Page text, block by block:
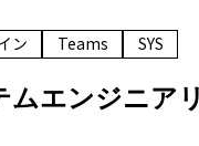
ン Teams SYS
エンジニア